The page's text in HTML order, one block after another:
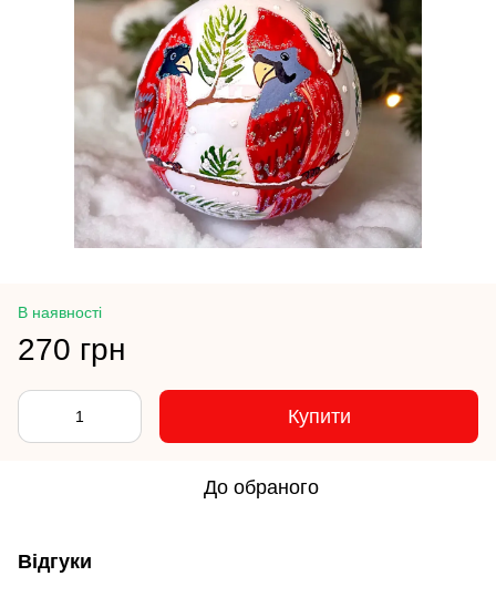
В наявності
270 грн
Купити
До обраного
Відгуки